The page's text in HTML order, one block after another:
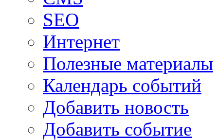
SEO
Интернет
Полезные материалы
Календарь событий
Добавить новость
Добавить событие